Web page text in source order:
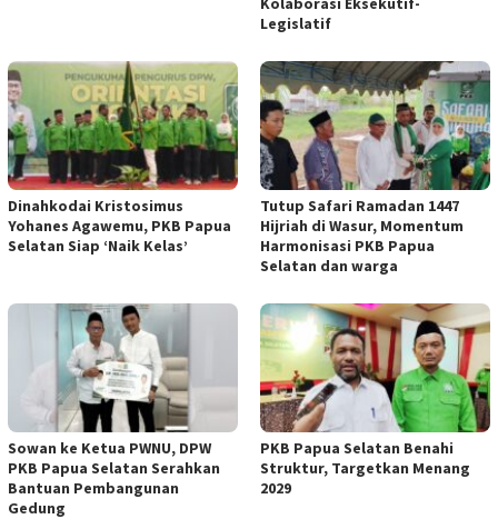
Legislatif
Dinahkodai Kristosimus
Yohanes Agawemu, PKB Papua
Selatan Siap ‘Naik Kelas’
Tutup Safari Ramadan 1447
Hijriah di Wasur, Momentum
Harmonisasi PKB Papua
Selatan dan warga
Sowan ke Ketua PWNU, DPW
PKB Papua Selatan Serahkan
Bantuan Pembangunan
Gedung
PKB Papua Selatan Benahi
Struktur, Targetkan Menang
2029